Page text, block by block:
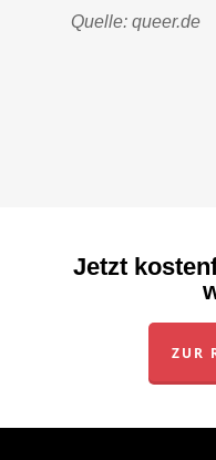
Quelle: queer.de
Jetzt
ZUR